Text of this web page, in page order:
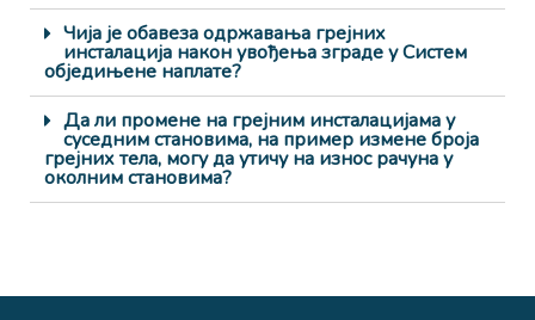
Чија је обавеза одржавања грејних
инсталација након увођења зграде у Систем
обједињене наплате?
Да ли промене на грејним инсталацијама у
суседним становима, на пример измене броја
грејних тела, могу да утичу на износ рачуна у
околним становима?